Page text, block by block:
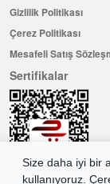
Size daha iyi bir
kullanıyoruz.
Gizlilik Politikası
Çerez Politikası
Mesafeli Satış
Sertifikalar